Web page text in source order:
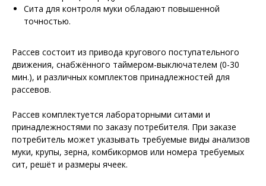
Сита для контроля муки обладают повышенной
точностью.
Рассев состоит из привода кругового поступательного
движения, снабжённого таймером-выключателем (0-30
мин.), и различных комплектов принадлежностей для
рассевов.
Рассев комплектуется лабораторными ситами и
принадлежностями по заказу потребителя. При заказе
потребитель может указывать требуемые виды анализов
муки, крупы, зерна, комбикормов или номера требуемых
сит, решёт и размеры ячеек.